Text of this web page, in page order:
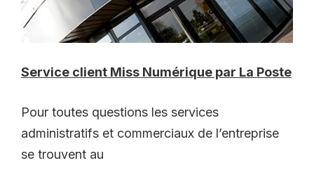
Service client Miss Numérique par La Poste
Pour toutes questions les services
administratifs et commerciaux de l’entreprise
se trouvent au